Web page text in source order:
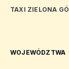
TAXI ZIELONA
WOJEWÓDZTWA